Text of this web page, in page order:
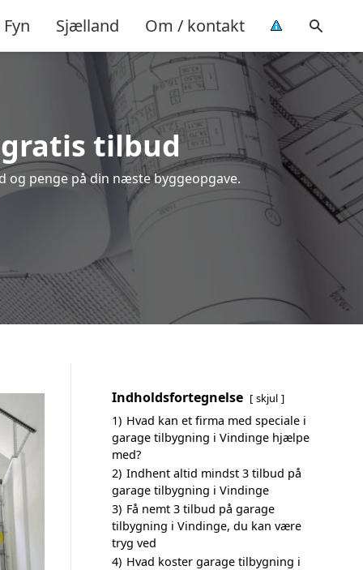
Fyn Sjælland Om / kontakt
tilbud
og penge på din næste byggeopgave.
Indholdsfortegnelse skjul
1) Hvad kan et firma med speciale i
garage tilbygning i Vindinge hjælpe
med?
2) Indhent altid mindst 3 tilbud på
garage tilbygning i Vindinge
3) Få nemt 3 tilbud på garage
tilbygning i Vindinge, du kan være
tryg ved
4) Hvad koster garage tilbygning i